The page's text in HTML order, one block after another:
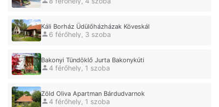
Káli Borház Üdülőházházak Köveskál
6 férőhely, 3 szoba
Bakonyi Tündöklő Jurta Bakonykúti
4 férőhely, 1 szoba
Zöld Oliva Apartman Bárdudvarnok
4 férőhely, 1 szoba